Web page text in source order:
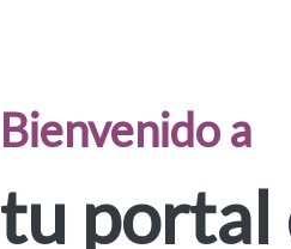
Bienvenido a
tu portal